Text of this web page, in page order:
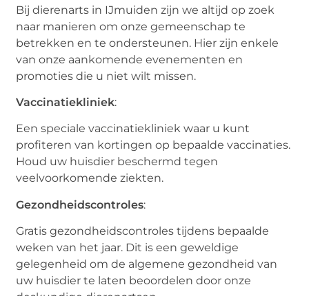
Bij dierenarts in IJmuiden zijn we altijd op zoek
naar manieren om onze gemeenschap te
betrekken en te ondersteunen. Hier zijn enkele
van onze aankomende evenementen en
promoties die u niet wilt missen.
Vaccinatiekliniek:
Een speciale vaccinatiekliniek waar u kunt
profiteren van kortingen op bepaalde vaccinaties.
Houd uw huisdier beschermd tegen
veelvoorkomende ziekten.
Gezondheidscontroles:
Gratis gezondheidscontroles tijdens bepaalde
weken van het jaar. Dit is een geweldige
gelegenheid om de algemene gezondheid van
uw huisdier te laten beoordelen door onze